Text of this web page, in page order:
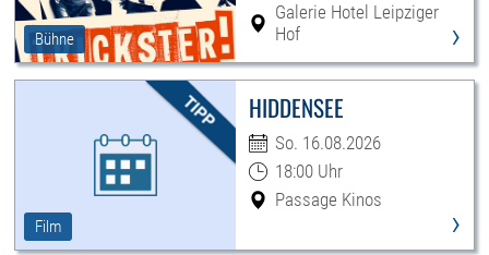
Bühne
Galerie Hotel Leipziger
Hof
›
Film
HIDDENSEE
So. 16.08.2026
18:00 Uhr
Passage Kinos
›